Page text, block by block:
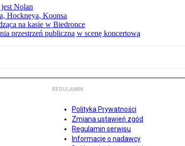
Nolan
Hockneya, Koonsa
na kasie w Biedronce
przestrzeń publiczną w scenę koncertową
REGULAMIN
Polityka Prywatności
Zmiana ustawień zgód
Regulamin serwisu
Informacje o nadawcy